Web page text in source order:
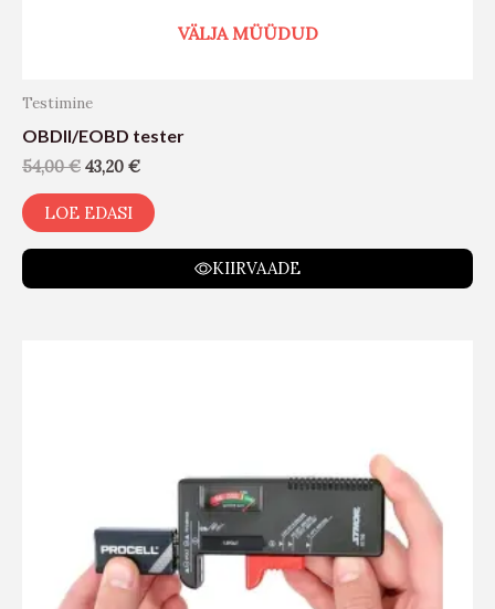
VÄLJA MÜÜDUD
Testimine
OBDII/EOBD tester
54,00€ 43,20 €
LOE EDASI
KIIRVAADE